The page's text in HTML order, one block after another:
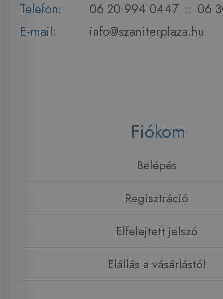
Telefon:
06 20 994 0447 :: 06
E-mail:
info@szaniterplaza.hu
Fiókom
Belépés
Regisztráció
Elfelejtett jelszó
Elállás a vásárlástól